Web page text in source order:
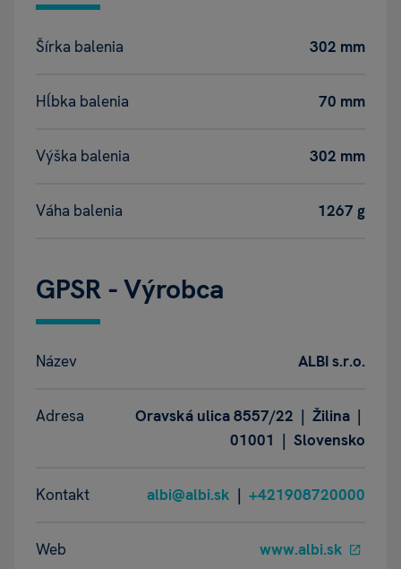
Šírka balenia 302 mm
Hĺbka balenia 70 mm
Výška balenia 302 mm
Váha balenia 1267 g
GPSR - Výrobca
Název ALBI s.r.o.
Adresa
Oravská ulica 8557/22 | Žilina |
01001 | Slovensko
Kontakt albi@albi.sk | +421908720000
Web www.albi.sk